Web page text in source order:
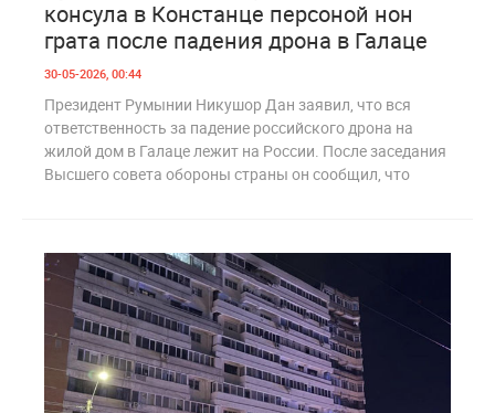
консула в Констанце персоной нон
грата после падения дрона в Галаце
30-05-2026, 00:44
Президент Румынии Никушор Дан заявил, что вся
ответственность за падение российского дрона на
жилой дом в Галаце лежит на России. После заседания
Высшего совета обороны страны он сообщил, что